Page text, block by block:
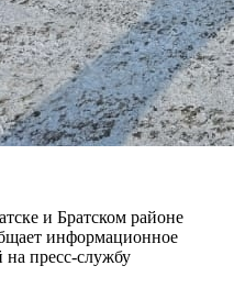
и Братском районе
информационное
пресс-службу